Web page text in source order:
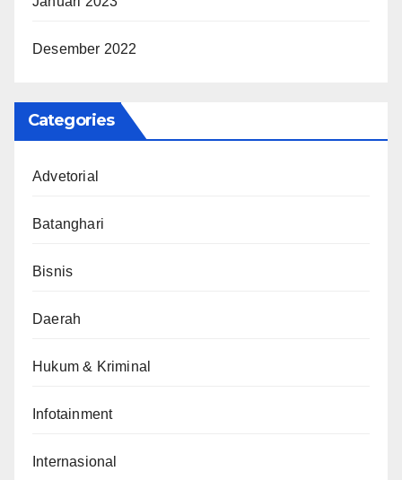
Desember 2022
Categories
Advetorial
Batanghari
Bisnis
Daerah
Hukum & Kriminal
Infotainment
Internasional